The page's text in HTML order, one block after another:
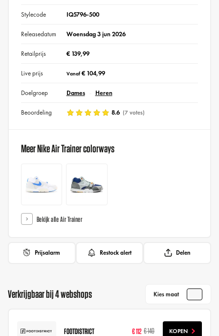
Stylecode IQ5796-500
Releasedatum Woensdag 3 jun 2026
Retailprijs € 139,99
Live prijs Vanaf€ 104,99
Doelgroep Dames Heren
Beoordeling 8.6 (7 votes)
Meer Nike Air Trainer colorways
Bekijk alle Air Trainer
Prijsalarm Restock alert Delen
Verkrijgbaar bij 4 webshops Kies maat
FOOTDISTRICT € 112 € 140 KOPEN